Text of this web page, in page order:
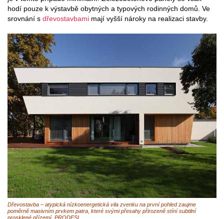
hodí pouze k výstavbě obytných a typových rodinných domů. Ve
srovnání s dřevostavbami mají vyšší nároky na realizaci stavby.
Dřevostavba – atypická nízkoenergetická vila zvenku na první pohled zaujme
poměrně masivním prvkem patra, které svými přesahy přirozeně stíní subtilní
prosklené přízemí. PRODESI